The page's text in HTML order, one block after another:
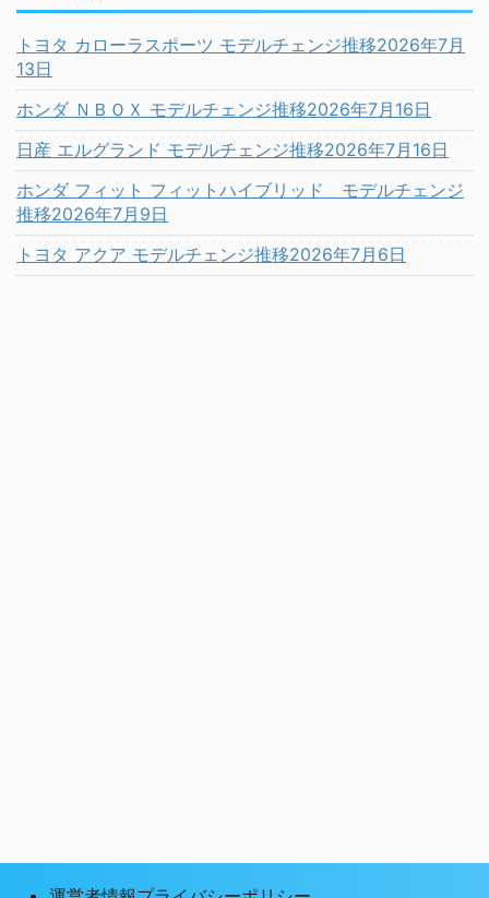
トヨタ カローラスポーツ モデルチェンジ推移2026年7月
13日
ホンダ ＮＢＯＸ モデルチェンジ推移2026年7月16日
日産 エルグランド モデルチェンジ推移2026年7月16日
ホンダ フィット フィットハイブリッド モデルチェンジ
推移2026年7月9日
トヨタ アクア モデルチェンジ推移2026年7月6日